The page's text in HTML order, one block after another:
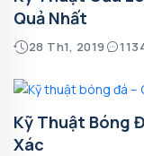
Quả Nhất
28 Th1, 2019
Kỹ Thuật Bóng
Xác